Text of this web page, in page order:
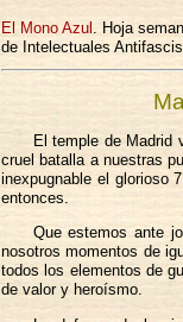
El Mono Azul . Hoja
de Intelectuales
El temple de Madrid
cruel batalla a nuestras
inexpugnable el glorioso
entonces.
Que estemos ante
nosotros momentos de
todos los elementos de
de valor y heroísmo.